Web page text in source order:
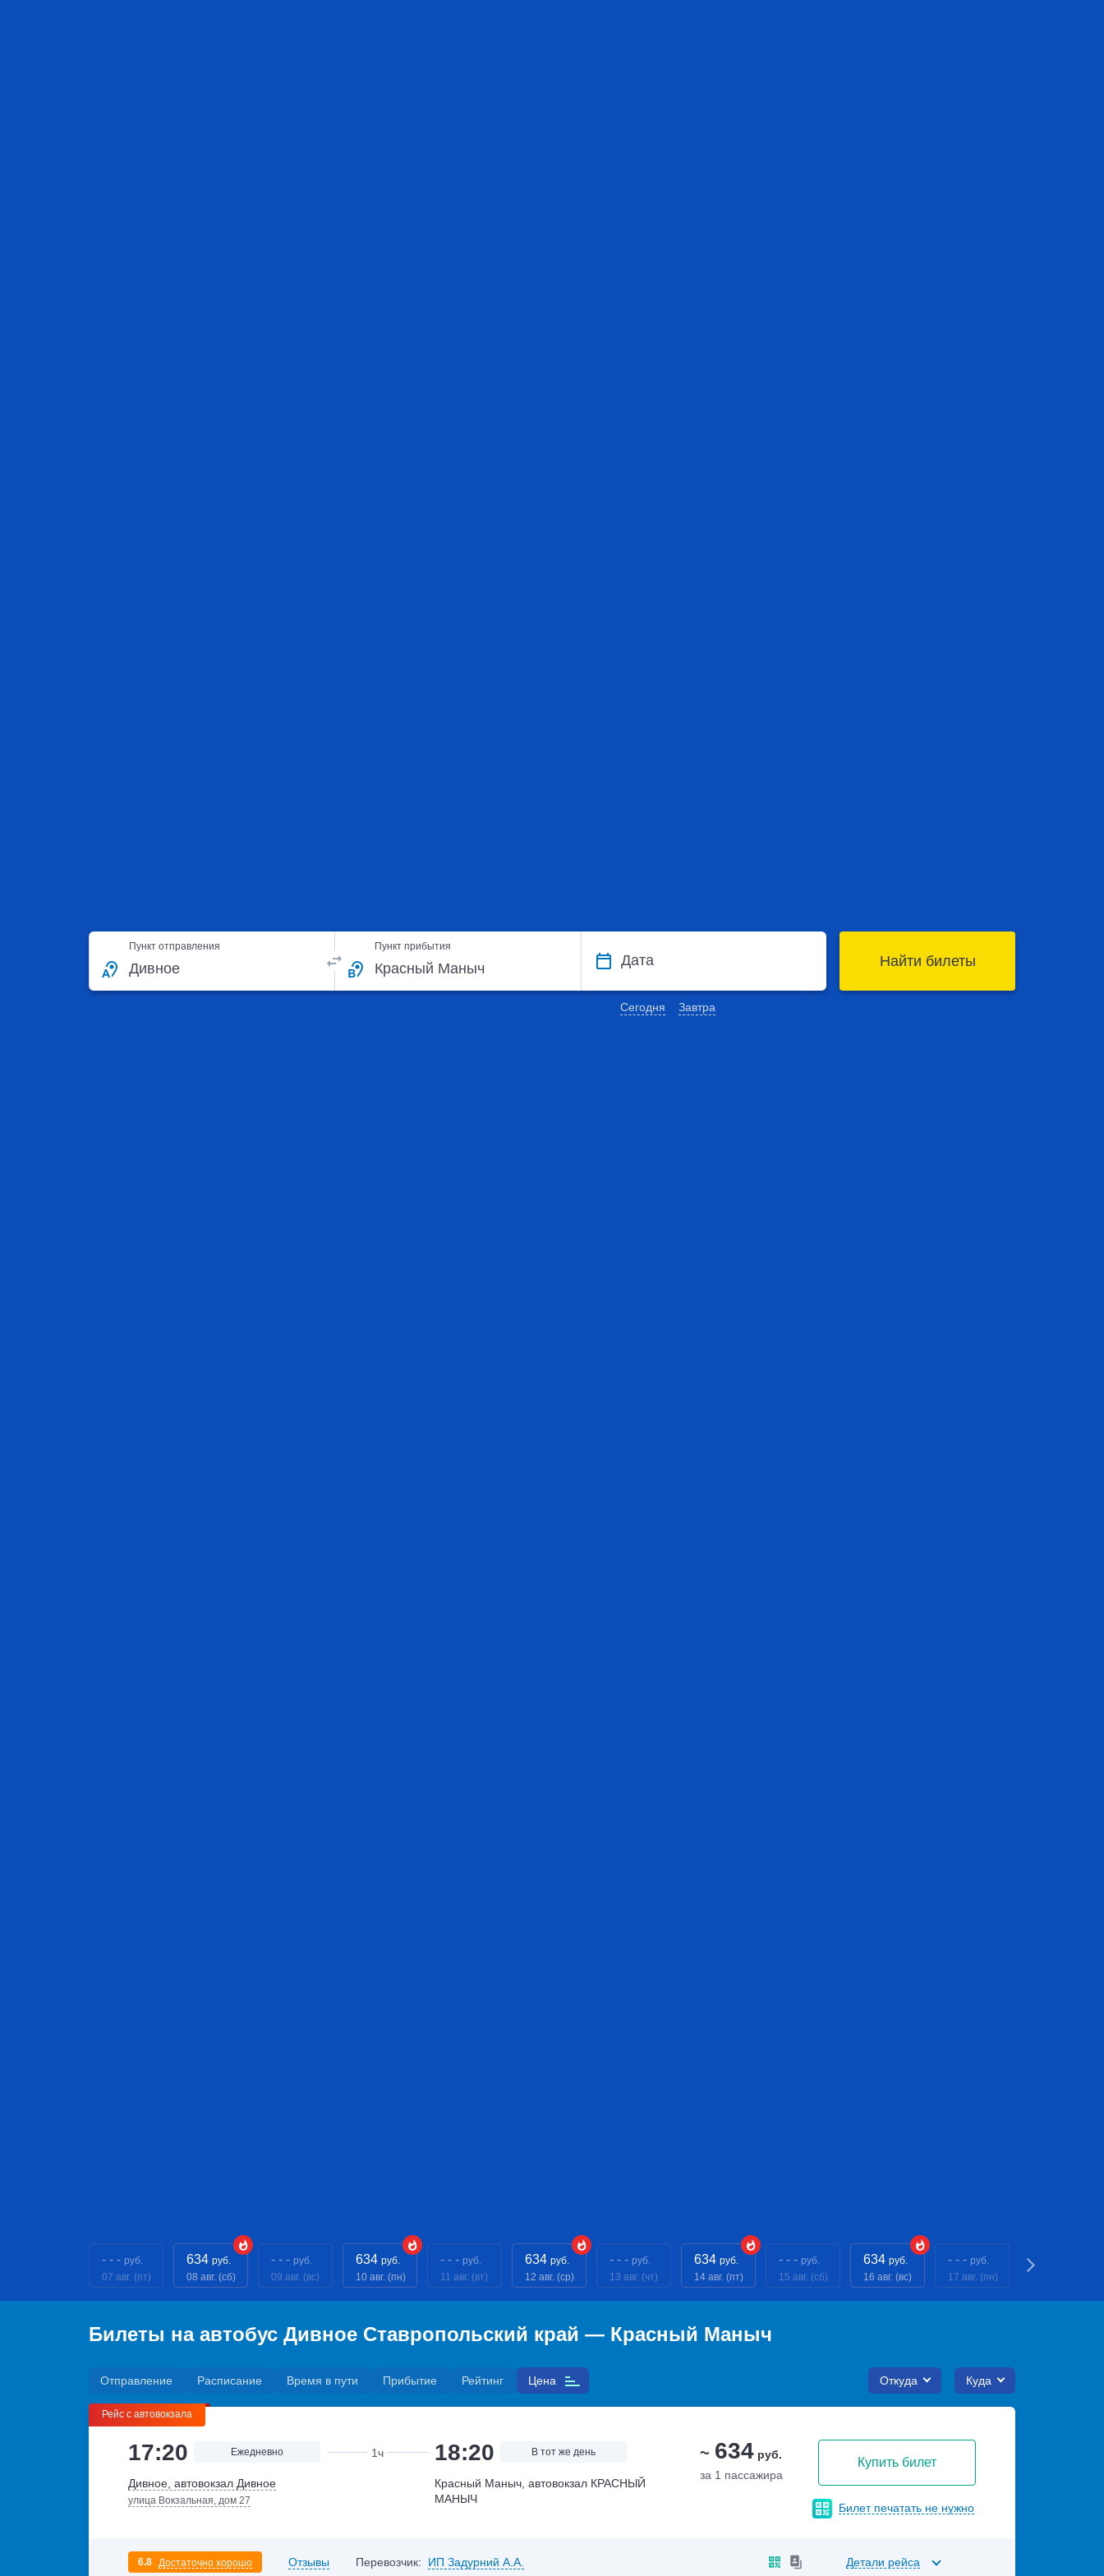
Пункт отправления Пункт прибытия
Дата
Сегодня Завтра
Найти билеты
- - - руб.
07 авг. (пт)
634 руб.
08 авг. (сб)
- - - руб.
09 авг. (вс)
634 руб.
10 авг. (пн)
- - - руб.
11 авг. (вт)
634 руб.
12 авг. (ср)
- - - руб.
13 авг. (чт)
634 руб.
14 авг. (пт)
- - - руб.
15 авг. (сб)
634 руб.
16 авг. (вс)
- - - руб.
17 авг. (пн)
Билеты на автобус Дивное Ставропольский край — Красный Маныч
Отправление Расписание Время в пути Прибытие Рейтинг Цена Откуда Куда
Рейс с автовокзала
17:20 Ежедневно 1ч 18:20 В тот же день ~ 634руб.
за 1 пассажира
Купить билет
Билет печатать не нужно
Дивное, автовокзал Дивное
улица Вокзальная, дом 27
Красный Маныч, автовокзал КРАСНЫЙ
МАНЫЧ
6.8 Достаточно хорошо Отзывы Перевозчик: ИП Задурний А.А.